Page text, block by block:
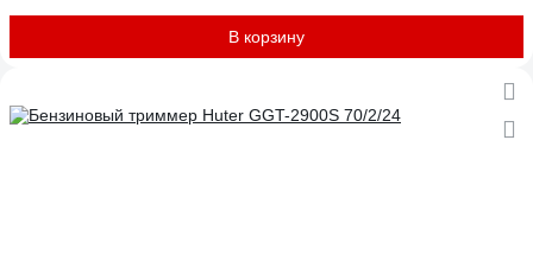
В корзину